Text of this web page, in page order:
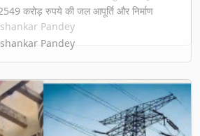
करोड़ रुपये की जल आपूर्ति और निर्माण
Pandey